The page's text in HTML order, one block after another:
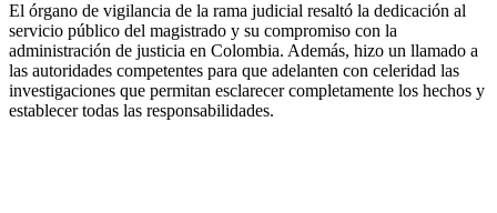
El órgano de vigilancia de la rama judicial resaltó la dedicación al
servicio público del magistrado y su compromiso con la
administración de justicia en Colombia. Además, hizo un llamado a
las autoridades competentes para que adelanten con celeridad las
investigaciones que permitan esclarecer completamente los hechos y
establecer todas las responsabilidades.